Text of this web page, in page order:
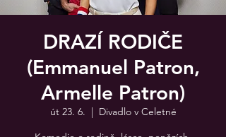
DRAZÍ RODIČE
(Emmanuel Patron,
Armelle Patron)
út 23. 6.
  |
Divadlo v Celetné